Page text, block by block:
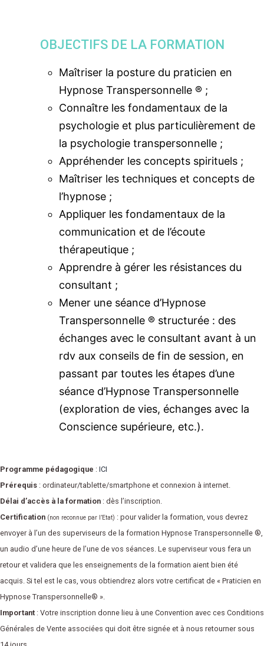
OBJECTIFS DE LA FORMATION
Maîtriser la posture du praticien en
Hypnose Transpersonnelle ® ;
Connaître les fondamentaux de la
psychologie et plus particulièrement de
la psychologie transpersonnelle ;
Appréhender les concepts spirituels ;
Maîtriser les techniques et concepts de
l’hypnose ;
Appliquer les fondamentaux de la
communication et de l’écoute
thérapeutique ;
Apprendre à gérer les résistances du
consultant ;
Mener une séance d’Hypnose
Transpersonnelle ® structurée : des
échanges avec le consultant avant à un
rdv aux conseils de fin de session, en
passant par toutes les étapes d’une
séance d’Hypnose Transpersonnelle
(exploration de vies, échanges avec la
Conscience supérieure, etc.).
Programme pédagogique : ICI
Prérequis : ordinateur/tablette/smartphone et connexion à internet.
Délai d’accès à la formation : dès l’inscription.
Certification (non reconnue par l’Etat) : pour valider la formation, vous devrez
envoyer à l’un des superviseurs de la formation Hypnose Transpersonnelle ®
un audio d’une heure de l’une de vos séances. Le superviseur vous fera un
retour et validera que les enseignements de la formation aient bien été
acquis. Si tel est le cas, vous obtiendrez alors votre certificat de « Praticien en
Hypnose Transpersonnelle® ».
Important : Votre inscription donne lieu à une Convention avec ces Conditions
Générales de Vente associées qui doit être signée et à nous retourner sous